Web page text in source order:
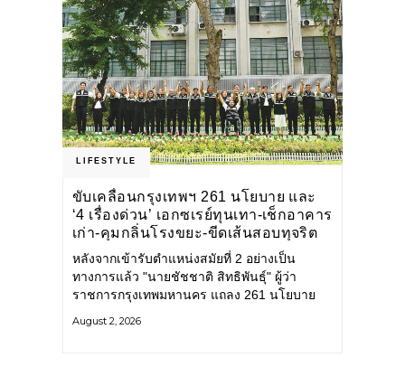
LIFESTYLE
ขับเคลื่อนกรุงเทพฯ 261 นโยบาย และ
‘4 เรื่องด่วน’ เอกซเรย์ทุนเทา-เช็กอาคาร
เก่า-คุมกลิ่นโรงขยะ-ขีดเส้นสอบทุจริต
หลังจากเข้ารับตำแหน่งสมัยที่ 2 อย่างเป็น
ทางการแล้ว "นายชัชชาติ สิทธิพันธุ์" ผู้ว่า
ราชการกรุงเทพมหานคร แถลง 261 นโยบาย
ยุทธศาสตร์ จัดทำตัวชี้วัด
August 2, 2026